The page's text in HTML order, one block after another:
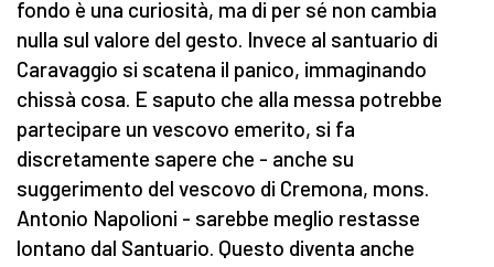
fondo è una curiosità, ma di per sé non cambia
nulla sul valore del gesto. Invece al santuario di
Caravaggio si scatena il panico, immaginando
chissà cosa. E saputo che alla messa potrebbe
partecipare un vescovo emerito, si fa
discretamente sapere che - anche su
suggerimento del vescovo di Cremona, mons.
Antonio Napolioni - sarebbe meglio restasse
lontano dal Santuario. Questo diventa anche